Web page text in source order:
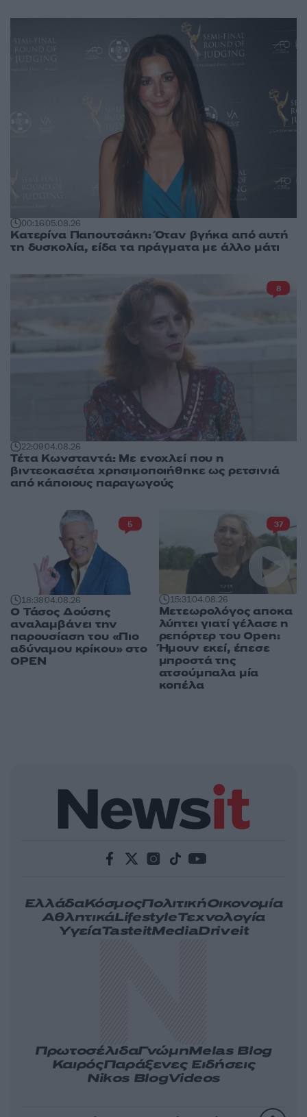
00:1605.08.26
Κατερίνα Παπουτσάκη: Όταν βγήκα από αυτή
τη δυσκολία, είδα τα πράγματα με άλλο μάτι
22:0904.08.26
Τέτα Κωνσταντά: Με ενοχλεί που η
βιντεοκασέτα χρησιμοποιήθηκε ως ρετσινιά
από κάποιους παραγωγούς
8
18:3804.08.26
Ο Τάσος Δούσης
αναλαμβάνει την
παρουσίαση του «Πιο
αδύναμου κρίκου» στο
OPEN
5
15:3104.08.26
Μετεωρολόγος αποκα
λύπτει γιατί γέλασε η
ρεπόρτερ του Open:
Ήμουν εκεί, έπεσε
μπροστά της
ατσούμπαλα μία
κοπέλα
37
ΕλλάδαΚόσμοςΠολιτικήΟικονομία
ΑθλητικάLifestyleΤεχνολογία
ΥγείαTasteitMediaDriveit
ΠρωτοσέλιδαΓνώμηMelas Blog
ΚαιρόςΠαράξενες Ειδήσεις
Nikos BlogVideos